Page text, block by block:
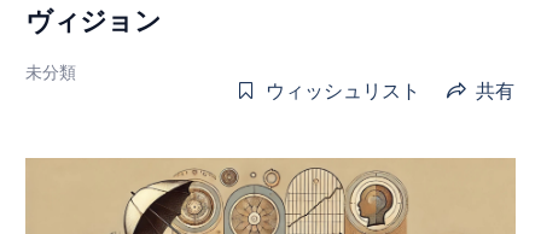
ヴィジョン
未分類
ウィッシュリスト 共有